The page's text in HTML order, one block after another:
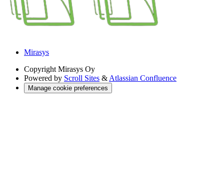
Mirasys
Copyright Mirasys Oy
Powered by Scroll Sites & Atlassian Confluence
Manage cookie preferences